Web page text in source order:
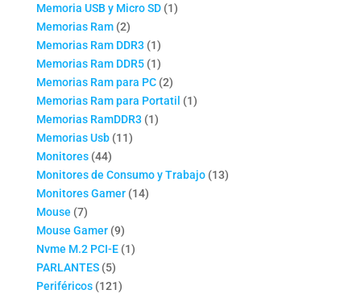
productos
Memoria USB y Micro SD 11
Memorias Ram 22
productos
Memorias Ram DDR3 11
producto
Memorias Ram DDR5 11
producto
Memorias Ram para PC 22
productos
Memorias Ram para Portatil 11
Memorias RamDDR3 11
Memorias Usb 1111
Monitores 4444
productos
Monitores de Consumo y Trabajo 1313
Monitores Gamer 1414
Mouse 77
productos
Mouse Gamer 99
productos
Nvme M.2 PCI-E 11
PARLANTES 55
productos
Periféricos 121121